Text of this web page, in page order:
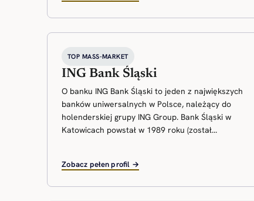
TOP MASS-MARKET
ING Bank Śląski
O banku ING Bank Śląski to jeden z największych
banków uniwersalnych w Polsce, należący do
holenderskiej grupy ING Group. Bank Śląski w
Katowicach powstał w 1989 roku (został...
Zobacz pełen profil →